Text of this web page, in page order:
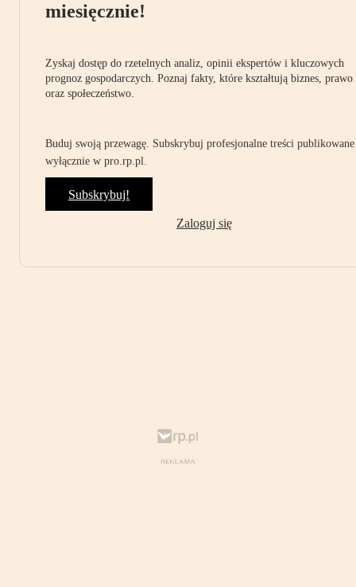
miesięcznie!
Zyskaj dostęp do rzetelnych analiz, opinii ekspertów i kluczowych
prognoz gospodarczych. Poznaj fakty, które kształtują biznes, prawo
oraz społeczeństwo.
Buduj swoją przewagę. Subskrybuj profesjonalne treści publikowane
wyłącznie w pro.rp.pl.
Subskrybuj!
Zaloguj się